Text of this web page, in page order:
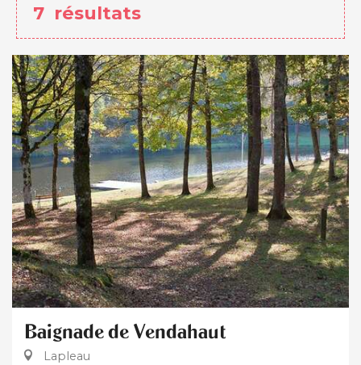
7 résultats
Baignade de Vendahaut
Lapleau